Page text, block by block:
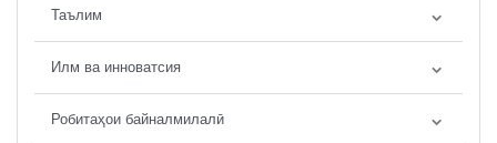
Таълим
Илм ва инноватсия
Робитаҳои байналмилалӣ